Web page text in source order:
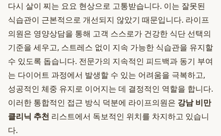
다시 살이 찌는 요요 현상으로 고통받습니다. 이는 잘못된
식습관이 근본적으로 개선되지 않았기 때문입니다. 라이프
의원은 영양상담을 통해 고객 스스로가 건강한 식단 선택의
기준을 세우고, 스트레스 없이 지속 가능한 식습관을 유지할
수 있도록 돕습니다. 전문가의 지속적인 피드백과 동기 부여
는 다이어트 과정에서 발생할 수 있는 어려움을 극복하고,
성공적인 체중 유지로 이어지는 데 결정적인 역할을 합니다.
이러한 통합적인 접근 방식 덕분에 라이프의원은 강남 비만
클리닉 추천 리스트에서 독보적인 위치를 차지하고 있습니
다.